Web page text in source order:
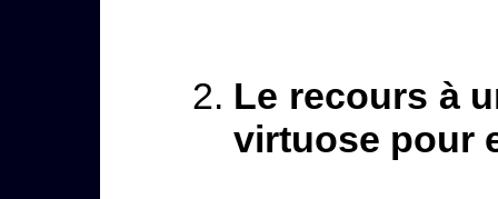
Le recours à
virtuose pour